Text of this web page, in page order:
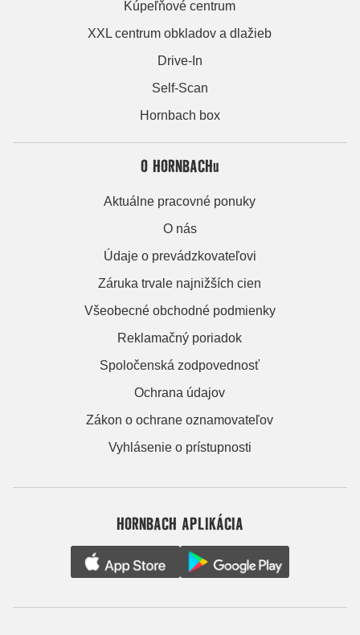
Kúpeľňové centrum
XXL centrum obkladov a dlažieb
Drive-In
Self-Scan
Hornbach box
O HORNBACHu
Aktuálne pracovné ponuky
O nás
Údaje o prevádzkovateľovi
Záruka trvale najnižších cien
Všeobecné obchodné podmienky
Reklamačný poriadok
Spoločenská zodpovednosť
Ochrana údajov
Zákon o ochrane oznamovateľov
Vyhlásenie o prístupnosti
HORNBACH APLIKÁCIA